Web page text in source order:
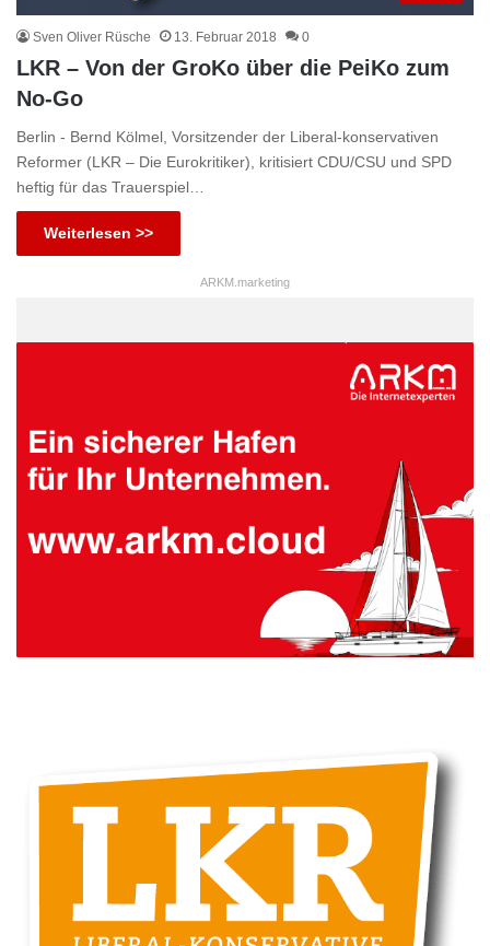
Sven Oliver Rüsche 13. Februar 2018 0
LKR – Von der GroKo über die PeiKo zum
No-Go
Berlin - Bernd Kölmel, Vorsitzender der Liberal-konservativen
Reformer (LKR – Die Eurokritiker), kritisiert CDU/CSU und SPD
heftig für das Trauerspiel…
Weiterlesen >>
ARKM.marketing